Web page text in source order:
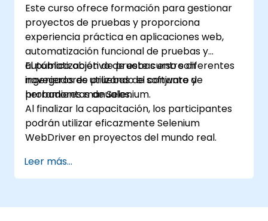
Este curso ofrece formación para gestionar
proyectos de pruebas y proporciona
experiencia práctica en aplicaciones web,
automatización funcional de pruebas y
automatización de pruebas entre diferentes
navegadores utilizando el conjunto de
herramientas de Selenium.
El público objetivo de este curso son
ingenieros de pruebas de software y
probadores manuales.
Al finalizar la capacitación, los participantes
podrán utilizar eficazmente Selenium
WebDriver en proyectos del mundo real.
Leer más...